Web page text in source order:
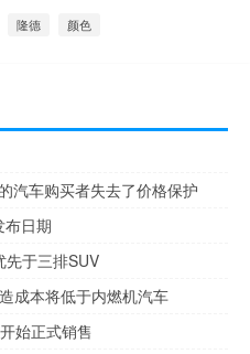
隆德 颜色
汽车购买者失去了价格保护
日期
先于三排SUV
成本将低于内燃机汽车
始正式销售